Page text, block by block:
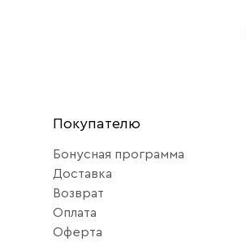
Покупателю
Бонусная программа
Доставка
Возврат
Оплата
Оферта